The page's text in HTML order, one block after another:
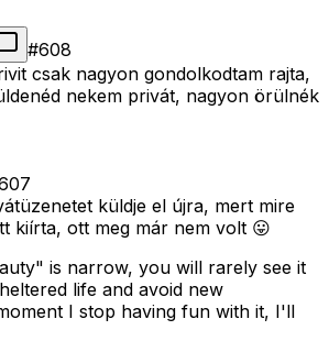
#608
csak nagyon gondolkodtam rajta,
nekem privát, nagyon örülnék
küldje el újra, mert mire
kiírta, ott meg már nem volt 😛
is narrow, you will rarely see it
life and avoid new
I stop having fun with it, I'll